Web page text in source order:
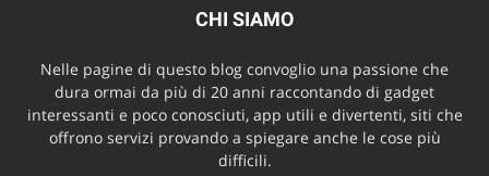
CHI SIAMO
Nelle pagine di questo blog convoglio una passione che
dura ormai da più di 20 anni raccontando di gadget
interessanti e poco conosciuti, app utili e divertenti, siti che
offrono servizi provando a spiegare anche le cose più
difficili.